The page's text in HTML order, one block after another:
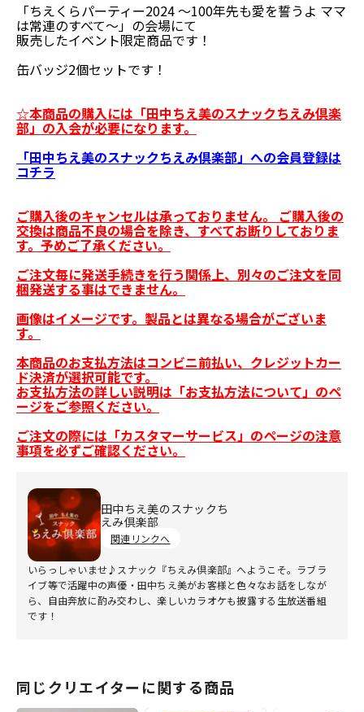
「ちえくらパーティー2024 ～100年先も愛を誓うよ ママ
は常連のすべて～」の会場にて
販売したイベント限定商品です！
缶バッジ2個セットです！
☆本商品の購入には「田中ちえ美のスナックちえみ倶楽
部」の入会が必要になります。
「田中ちえ美のスナックちえみ倶楽部」への会員登録は
コチラ
ご購入後のキャンセルは承っておりません。 ご購入後の
交換は商品不良の場合を除き、すべてお断りしておりま
す。予めご了承ください。
ご注文毎に発送手続きを行う関係上、別々のご注文を同
梱発送する事はできません。
画像はイメージです。製品とは異なる場合がございま
す。
本商品のお支払方法はコンビニ前払い、クレジットカー
ド決済が選択可能です。
お支払方法の詳しい説明は「お支払方法について」のペ
ージをご参照ください。
ご注文の際には「カスタマーサービス」のページの注意
事項を必ずご確認ください。
田中ちえ美のスナックち
えみ倶楽部
関連リンクへ
いらっしゃいませ♪スナック『ちえみ倶楽部』へようこそ。ラブラ
イブ等で活躍中の声優・田中ちえ美がお客様と色々なお話をしなが
ら、自由奔放に酌み交わし、楽しいカラオケも披露する生放送番組
です！
同じクリエイターに関する商品